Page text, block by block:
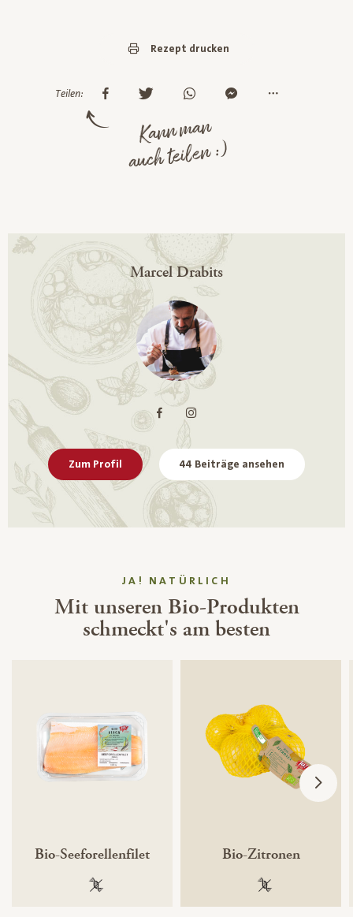
Rezept drucken
Teilen:
Kann man
auch teilen :)
Marcel Drabits
Zum Profil 44 Beiträge ansehen
JA! NATÜRLICH
Mit unseren Bio-Produkten
schmeckt's am besten
Bio-Seeforellenfilet
100 % gentechnikfrei
Bio-Zitronen
100 %